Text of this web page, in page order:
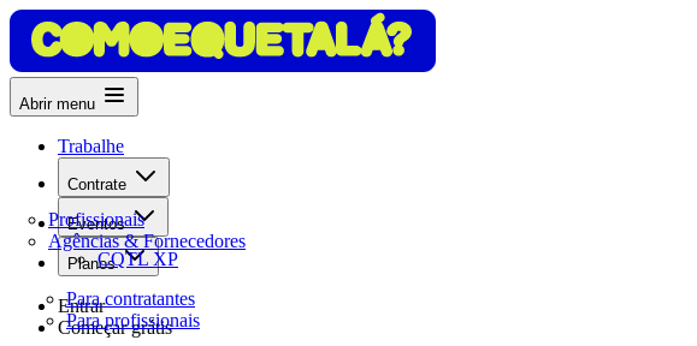
Abrir menu
Trabalhe
Contrate
Profissionais
Agências & Fornecedores
Eventos
CQTL XP
Planos
Para contratantes
Para profissionais
Entrar
Começar grátis